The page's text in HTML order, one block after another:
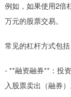
例如，如果使用2倍
万元的股票交易。
常见的杠杆方式包括
- **融资融券**：投
入股票卖出（融券）